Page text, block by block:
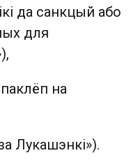
да санкцый або
для
на
Лукашэнкі»).